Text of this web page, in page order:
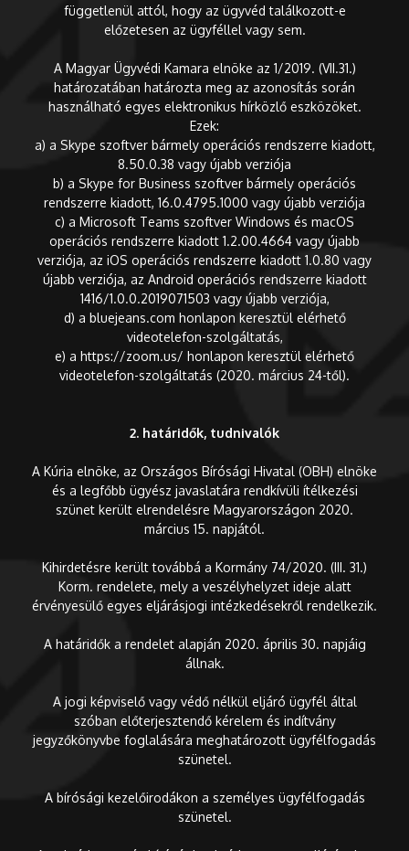
függetlenül attól, hogy az ügyvéd találkozott-e
előzetesen az ügyféllel vagy sem.
A Magyar Ügyvédi Kamara elnöke az 1/2019. (VII.31.)
határozatában határozta meg az azonosítás során
használható egyes elektronikus hírközlő eszközöket.
Ezek:
a) a Skype szoftver bármely operációs rendszerre kiadott,
8.50.0.38 vagy újabb verziója
b) a Skype for Business szoftver bármely operációs
rendszerre kiadott, 16.0.4795.1000 vagy újabb verziója
c) a Microsoft Teams szoftver Windows és macOS
operációs rendszerre kiadott 1.2.00.4664 vagy újabb
verziója, az iOS operációs rendszerre kiadott 1.0.80 vagy
újabb verziója, az Android operációs rendszerre kiadott
1416/1.0.0.2019071503 vagy újabb verziója,
d) a bluejeans.com honlapon keresztül elérhető
videotelefon-szolgáltatás,
e) a https://zoom.us/ honlapon keresztül elérhető
videotelefon-szolgáltatás (2020. március 24-től).
2. határidők, tudnivalók
A Kúria elnöke, az Országos Bírósági Hivatal (OBH) elnöke
és a legfőbb ügyész javaslatára rendkívüli ítélkezési
szünet került elrendelésre Magyarországon 2020.
március 15. napjától.
Kihirdetésre került továbbá a Kormány 74/2020. (III. 31.)
Korm. rendelete, mely a veszélyhelyzet ideje alatt
érvényesülő egyes eljárásjogi intézkedésekről rendelkezik.
A határidők a rendelet alapján 2020. április 30. napjáig
állnak.
A jogi képviselő vagy védő nélkül eljáró ügyfél által
szóban előterjesztendő kérelem és indítvány
jegyzőkönyvbe foglalására meghatározott ügyfélfogadás
szünetel.
A bírósági kezelőirodákon a személyes ügyfélfogadás
szünetel.